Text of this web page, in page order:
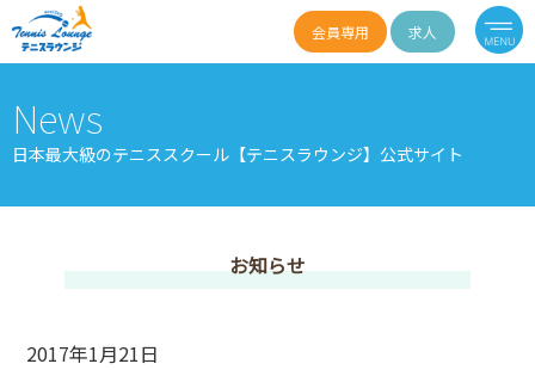
会員専用 求人
News
日本最大級のテニススクール【テニスラウンジ】公式サイト
お知らせ
2017年1月21日